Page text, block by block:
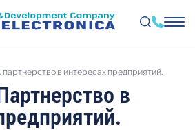
main
партнерство в интересах предприятий.
в